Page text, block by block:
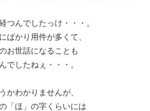
つんでしたっけ・・・。
ばかり用件が多くて、
お世話になることも
でしたねぇ・・・。
かわかりませんが、
「ほ」の字くらいには